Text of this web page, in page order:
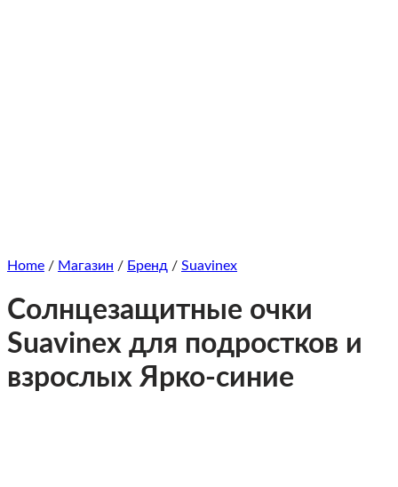
Home / Магазин / Бренд / Suavinex
Солнцезащитные очки
Suavinex для подростков и
взрослых Ярко-синие